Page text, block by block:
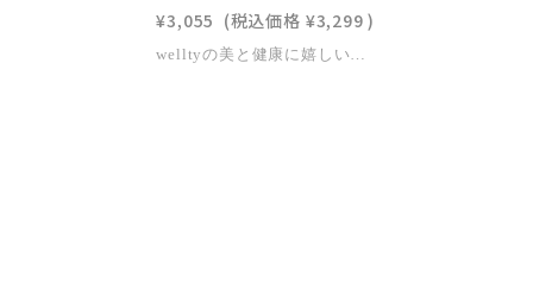
¥3,055 (税込価格 ¥3,299 )
welltyの美と健康に嬉しい特徴wellty chocolateの最大の特徴はローチョコレートであること。非加熱もしくは低温で焙煎をした「生の状態のカカオ豆」を使用し、製造段階においても48度を超えないよう温度管理をして製造しています。そうすることで、カカオ豆が本来持っている酵素やビタミンCなどの加熱に弱い美容と健康に嬉しい栄養素もそのまま摂り入れるというのがローチョコレートの考え方です。※「ロー」には「生（raw）」の意味があります。※welltyではベースのチョコレートはローですが、トッピングの種類によっては高温で加工しているものもあります。 kiso -ヘンププロテイン-オーガニックの麻の実だけで作られたヘンププロテインパウダーを使用。私たちの身体に欠かせないタンパク質をとれるだけでなく、不足しがちな必須脂肪酸のオメガ3や鉄、亜鉛などのミネラルも補うことができます。トッピングには、オーガニックの発芽ナッツを使用。発芽ナッツは、ローストせず「発芽」で酵素を活性化し、酵素・GABA・ビタミンなどの栄養を高めた生でも素焼きでもない最先端のナッツです。【商品詳細】原材料：ローカカオバター、デーツシロップ、ローカカオパウダー、発芽ナッツ（アーモンド、ピーカンズ、ブラジルナッツ、カシューナッツ、ヘーゼルナッツ、くるみ、パンプキンシード）、麻の実粉末※ローカカオパウダーはペルーもしくはエクアドルのフェアトレードカカオを使用しています。（ペルー：有機JAS認証取得、エクアドル：USDAのORGANIC、ヨーロッパのBIO認証を取得）※ローカカオバターはエクアドルのフェアトレードカカオ。カカオバターを更に追発酵させて作る非常に珍しい発酵カカオバターを使用しています。（栽培期間中農薬不使用）※デーツシロップは栽培期間中農薬不使用のものを100％使用しています。※発芽ナッツは有機JAS認証を取得したものを100％使用しています。※麻の実粉末は有機JAS認証を取得したものを100％使用しています。大きさ(約)：H155mm×W75mm特定原材料28品目：アーモンド、カシューナッツ、くるみ賞味期限：2026/10/05【ご注意点】・製造工場では、アーモンドを含む製品も製造しています。・すべてハンドメイドのため、商品ごとに大きさや内容量に個体差がございます。・表記はおおよその目安となりますのであらかじめご了承ください。・直射日光、高温多湿の場所を避けて28℃以下の涼しいところに保存して下さい。